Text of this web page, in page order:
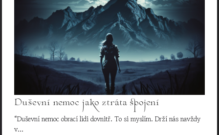
Duševní nemoc jako ztráta spojení
“Duševní nemoc obrací lidi dovnitř. To si myslím. Drží nás navždy
v…